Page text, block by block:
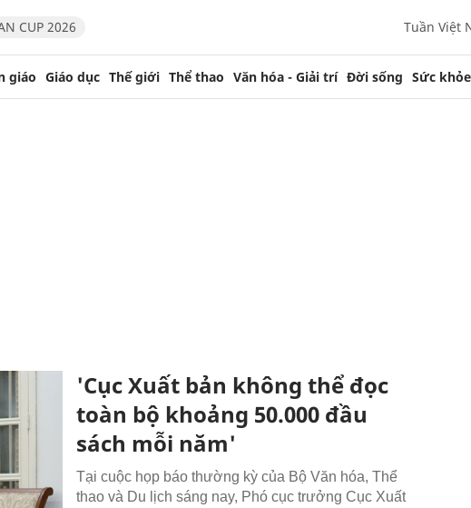
CUP 2026 Tuần Việt
giáo Giáo dục Thế giới Thể thao Văn hóa - Giải trí Đời sống Sức khỏe
'Cục Xuất bản không thể đọc
toàn bộ khoảng 50.000 đầu
sách mỗi năm'
Tại cuộc họp báo thường kỳ của Bộ Văn hóa, Thể
thao và Du lịch sáng nay, Phó cục trưởng Cục Xuất